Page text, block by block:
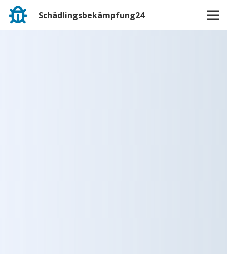
Schädlingsbekämpfung24